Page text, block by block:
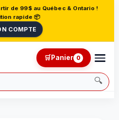
de 99$ au Québec & Ontario !
rapide 📦
COMPTE
🔍
🛒Panier 0